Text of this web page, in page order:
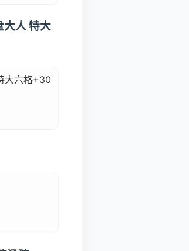
大人 特大
大六格+30